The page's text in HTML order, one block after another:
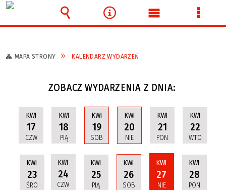
MAPA STRONY KALENDARZ WYDARZEŃ
ZOBACZ WYDARZENIA Z DNIA:
KWI
17
CZW
KWI
18
PIĄ
KWI
19
SOB
KWI
20
NIE
KWI
21
PON
KWI
22
WTO
KWI
23
ŚRO
KWI
24
CZW
KWI
25
PIĄ
KWI
26
SOB
KWI
27
NIE
KWI
28
PON
Wyszukiwarka
NarzędziaMenu
Menu